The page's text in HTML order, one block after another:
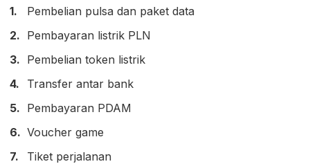
Pembelian pulsa dan paket data
Pembayaran listrik PLN
Pembelian token listrik
Transfer antar bank
Pembayaran PDAM
Voucher game
Tiket perjalanan